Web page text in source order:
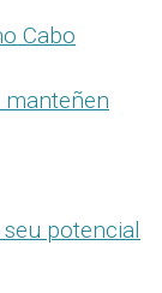
Cabo
manteñen
potencial